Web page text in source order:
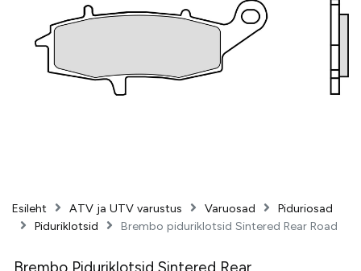
Esileht ATV ja UTV varustus Varuosad
Piduriosad
Piduriklotsid
Brembo piduriklotsid Sintered Rear Road